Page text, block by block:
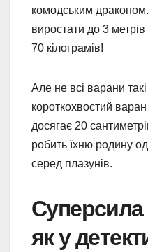
комодським
виростати до 3
70 кілограмів!
Але не всі варани
короткохвостий варан
досягає 20
робить їхню родину
серед плазунів.
як у